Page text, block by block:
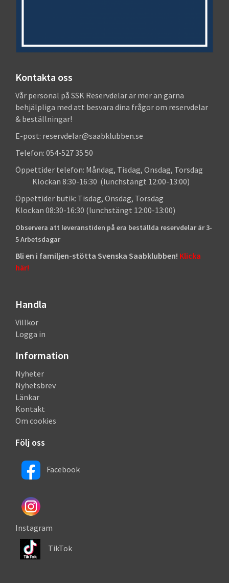
Kontakta oss
Vår personal på SSK Reservdelar är mer än gärna
behjälpliga med att besvara dina frågor om reservdelar
& beställningar!
E-post: reservdelar@saabklubben.se
Telefon: 054-527 35 50
Öppettider telefon: Måndag, Tisdag, Onsdag, Torsdag
Klockan 8:30-16:30 (lunchstängt 12:00-13:00)
Öppettider butik: Tisdag, Onsdag, Torsdag
Klockan 08:30-16:30 (lunchstängt 12:00-13:00)
Observera att leveranstiden på era beställda reservdelar är 3-
5 Arbetsdagar
Bli en i familjen-stötta Svenska Saabklubben! Klicka
här!
Handla
Villkor
Logga in
Information
Nyheter
Nyhetsbrev
Länkar
Kontakt
Om cookies
Följ oss
Facebook
Instagram
TikTok